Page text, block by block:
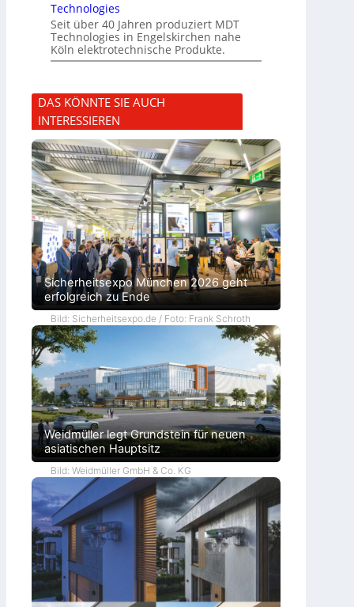
Technologies
Seit über 40 Jahren produziert MDT
Technologies in Engelskirchen nahe
Köln elektrotechnische Produkte.
DAS KÖNNTE SIE AUCH
INTERESSIEREN
Sicherheitsexpo München 2026 geht
erfolgreich zu Ende
Bild: Sicherheitsexpo.de / Foto: Frank Schroth
Weidmüller legt Grundstein für neuen
asiatischen Hauptsitz
Bild: Weidmüller GmbH & Co. KG